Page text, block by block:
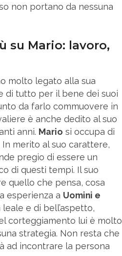
non portano da nessuna
su Mario: lavoro,
molto legato alla sua
di tutto per il bene dei suoi
da farlo commuovere in
è anche dedito al suo
anni. Mario si occupa di
merito al suo carattere,
pregio di essere un
di questi tempi. Il suo
quello che pensa, cosa
esperienza a Uomini e
e di bell’aspetto,
corteggiamento lui è molto
strategia. Non resta che
ad incontrare la persona